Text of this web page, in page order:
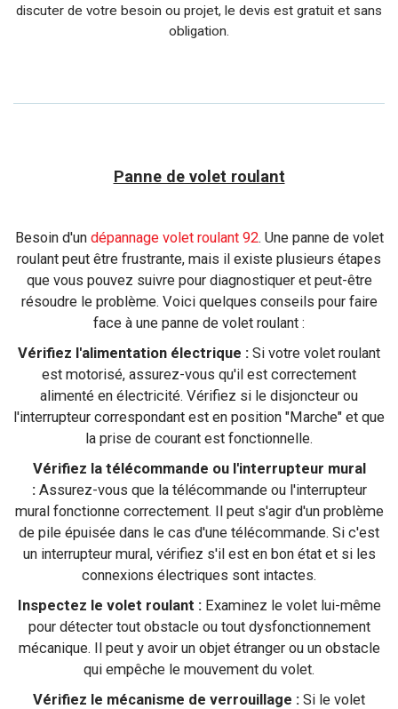
discuter de votre besoin ou projet, le devis est gratuit et sans
obligation.
Panne de volet roulant
Besoin d'un dépannage volet roulant 92. Une panne de volet
roulant peut être frustrante, mais il existe plusieurs étapes
que vous pouvez suivre pour diagnostiquer et peut-être
résoudre le problème. Voici quelques conseils pour faire
face à une panne de volet roulant :
Vérifiez l'alimentation électrique : Si votre volet roulant
est motorisé, assurez-vous qu'il est correctement
alimenté en électricité. Vérifiez si le disjoncteur ou
l'interrupteur correspondant est en position "Marche" et que
la prise de courant est fonctionnelle.
Vérifiez la télécommande ou l'interrupteur mural
:Assurez-vous que la télécommande ou l'interrupteur
mural fonctionne correctement. Il peut s'agir d'un problème
de pile épuisée dans le cas d'une télécommande. Si c'est
un interrupteur mural, vérifiez s'il est en bon état et si les
connexions électriques sont intactes.
Inspectez le volet roulant :Examinez le volet lui-même
pour détecter tout obstacle ou tout dysfonctionnement
mécanique. Il peut y avoir un objet étranger ou un obstacle
qui empêche le mouvement du volet.
Vérifiez le mécanisme de verrouillage : Si le volet